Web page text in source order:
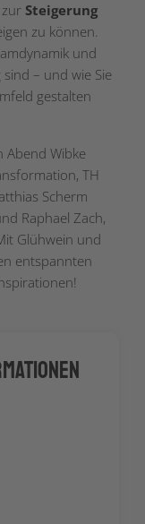
Steigerung
zu können.
und
– und wie Sie
gestalten
Abend Wibke
TH
Scherm
Raphael Zach,
Glühwein und
entspannten